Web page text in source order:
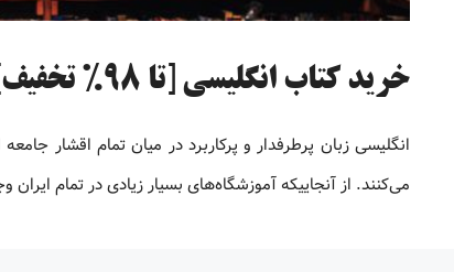
خرید کتاب انگلیسی [تا 98% تخفیف]
انگلیسی زبان پرطرفدار و پرکاربرد در میان تمام اقشار
می‌کنند. از آنجاییکه آموزشگاه‌های بسیار زیادی در تمام